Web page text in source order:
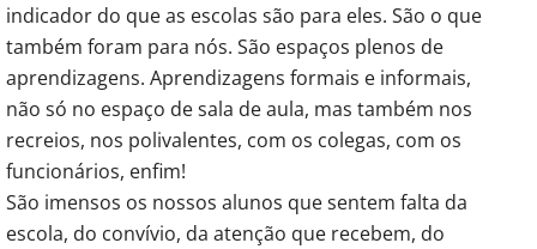
indicador do que as escolas são para eles. São o que
também foram para nós. São espaços plenos de
aprendizagens. Aprendizagens formais e informais,
não só no espaço de sala de aula, mas também nos
recreios, nos polivalentes, com os colegas, com os
funcionários, enfim!
São imensos os nossos alunos que sentem falta da
escola, do convívio, da atenção que recebem, do